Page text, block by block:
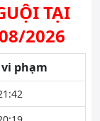
TẠI
2026
phạm